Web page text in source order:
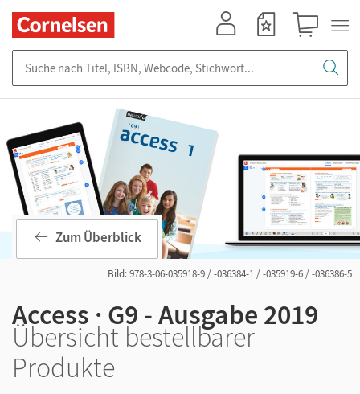
Bild: 978-3-06-035918-9 / -036384-1 / -035919-6 / -036386-5
Zum Überblick
Access · G9 - Ausgabe 2019
Übersicht bestellbarer
Produkte